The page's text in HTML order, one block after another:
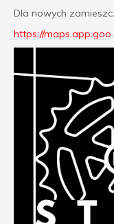
Dla nowych
https://